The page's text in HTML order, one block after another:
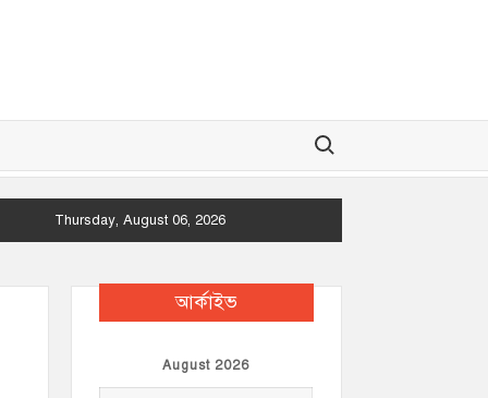
Search for:
Thursday, August 06, 2026
আর্কাইভ
August 2026